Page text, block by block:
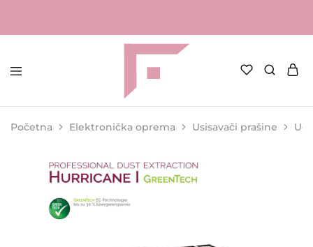
FAME
Profesionalna
za
kozmetičke
Početna Elektronička oprema Usisavači prašine